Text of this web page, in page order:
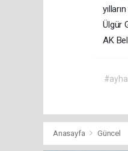
Ülgür
AK
Anasayfa Güncel